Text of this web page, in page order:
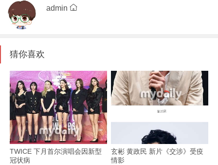
admin
猜你喜欢
TWICE 下月首尔演唱会因新型
冠状病
玄彬 黄政民 新片《交涉》受疫
情影